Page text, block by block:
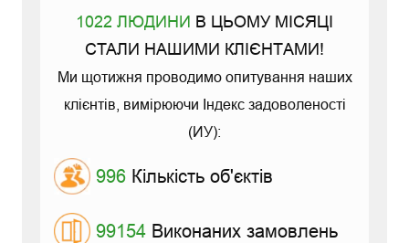
1022 ЛЮДИНИ В ЦЬОМУ МІСЯЦІ
СТАЛИ НАШИМИ КЛІЄНТАМИ!
Ми щотижня проводимо опитування наших
клієнтів, вимірюючи Індекс задоволеності
(ИУ):
996 Кількість об'єктів
99154 Виконаних замовлень